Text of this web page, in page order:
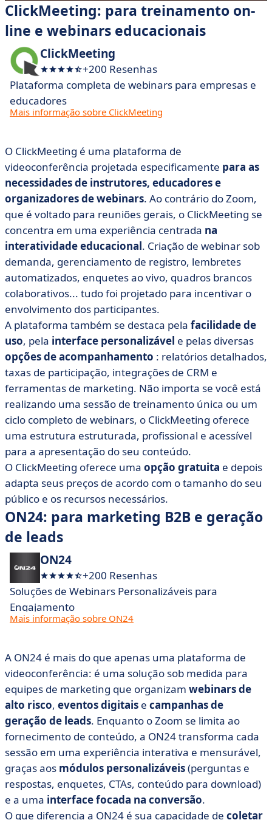
ClickMeeting: para treinamento on-
line e webinars educacionais
ClickMeeting
+200 Resenhas
Plataforma completa de webinars para empresas e
educadores
Mais informação sobre ClickMeeting
O ClickMeeting é uma plataforma de
videoconferência projetada especificamente para as
necessidades de instrutores, educadores e
organizadores de webinars. Ao contrário do Zoom,
que é voltado para reuniões gerais, o ClickMeeting se
concentra em uma experiência centrada na
interatividade educacional. Criação de webinar sob
demanda, gerenciamento de registro, lembretes
automatizados, enquetes ao vivo, quadros brancos
colaborativos... tudo foi projetado para incentivar o
envolvimento dos participantes.
A plataforma também se destaca pela facilidade de
uso, pela interface personalizável e pelas diversas
opções de acompanhamento : relatórios detalhados,
taxas de participação, integrações de CRM e
ferramentas de marketing. Não importa se você está
realizando uma sessão de treinamento única ou um
ciclo completo de webinars, o ClickMeeting oferece
uma estrutura estruturada, profissional e acessível
para a apresentação do seu conteúdo.
O ClickMeeting oferece uma opção gratuita e depois
adapta seus preços de acordo com o tamanho do seu
público e os recursos necessários.
ON24: para marketing B2B e geração
de leads
ON24
+200 Resenhas
Soluções de Webinars Personalizáveis para
Engajamento
Mais informação sobre ON24
A ON24 é mais do que apenas uma plataforma de
videoconferência: é uma solução sob medida para
equipes de marketing que organizam webinars de
alto risco, eventos digitais e campanhas de
geração de leads. Enquanto o Zoom se limita ao
fornecimento de conteúdo, a ON24 transforma cada
sessão em uma experiência interativa e mensurável,
graças aos módulos personalizáveis(perguntas e
respostas, enquetes, CTAs, conteúdo para download)
e a uma interface focada na conversão.
O que diferencia a ON24 é sua capacidade de coletar